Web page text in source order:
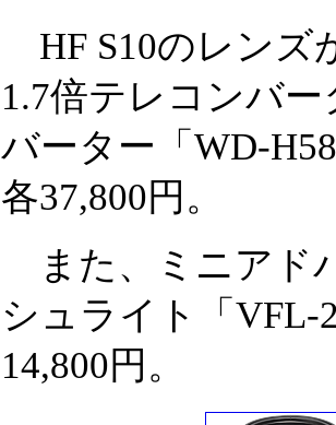
HF S10のレンズ
1.7倍テレコンバ
バーター「WD-
各37,800円。
また、ミニアド
シュライト「VFL-
14,800円。